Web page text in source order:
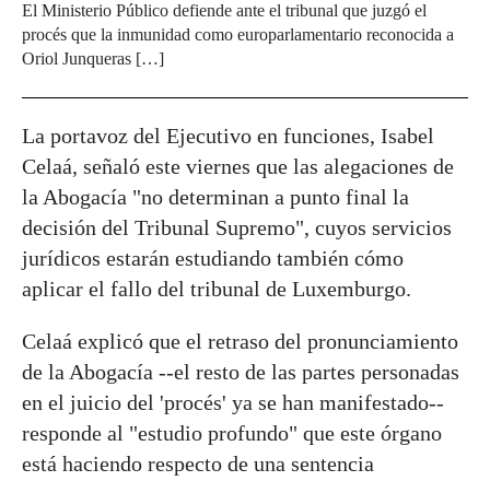
El Ministerio Público defiende ante el tribunal que juzgó el
procés que la inmunidad como europarlamentario reconocida a
Oriol Junqueras […]
La portavoz del Ejecutivo en funciones, Isabel
Celaá, señaló este viernes que las alegaciones de
la Abogacía "no determinan a punto final la
decisión del Tribunal Supremo", cuyos servicios
jurídicos estarán estudiando también cómo
aplicar el fallo del tribunal de Luxemburgo.
Celaá explicó que el retraso del pronunciamiento
de la Abogacía --el resto de las partes personadas
en el juicio del 'procés' ya se han manifestado--
responde al "estudio profundo" que este órgano
está haciendo respecto de una sentencia